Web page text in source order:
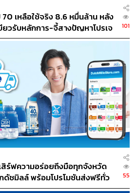
เหลือใช้จริง 8.6 หมื่นล้าน หลัง
ยวรับหลักการ-จี้สางปัญหาโปรเจ
101
สิร์ฟความอร่อยถึงมือทุกจังหวัด
ดัชมิลล์ พร้อมโปรโมชันส่งฟรีทั่ว
ยง ได้ของวันถัดไป ส่งสินค้าแบบ
55